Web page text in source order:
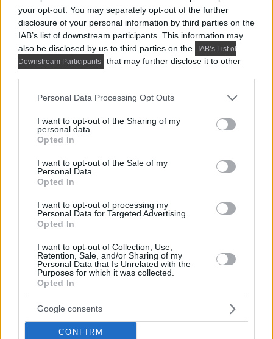
your opt-out. You may separately opt-out of the further
disclosure of your personal information by third parties on the
IAB’s list of downstream participants. This information may
also be disclosed by us to third parties on the
IAB’s List of
Downstream Participants
that may further disclose it to other
Please note that this website/app uses one or more Google
not limited to your visit or usage behaviour. You may click to
grant or deny consent to Google and its third-party tags to
use your data for below specified purposes in below Google
consent section.
Personal Data Processing Opt Outs
I want to opt-out of the Sharing of my
personal data.
Opted In
I want to opt-out of the Sale of my
Personal Data.
Opted In
I want to opt-out of processing my
Personal Data for Targeted Advertising.
Opted In
I want to opt-out of Collection, Use,
Retention, Sale, and/or Sharing of my
Personal Data that Is Unrelated with the
Purposes for which it was collected.
Opted In
Google consents
CONFIRM
Praktikus lakberendezési ötletek
PRAKTIKUS LAKBERENDEZÉSI ÖTLETEK, TIPPEK, TANÁCSOK
amelyet később könnyű megbánni
TOVÁBBIAK BETÖLTÉSE